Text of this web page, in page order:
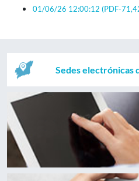
01/06/26 12:00:12 (PDF-
Sedes electrónicas